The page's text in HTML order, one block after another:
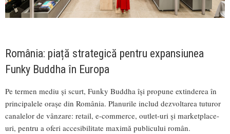
România: piață strategică pentru expansiunea
Funky Buddha în Europa
Pe termen mediu și scurt, Funky Buddha își propune extinderea în
principalele orașe din România. Planurile includ dezvoltarea tuturor
canalelor de vânzare: retail, e-commerce, outlet-uri și marketplace-
uri, pentru a oferi accesibilitate maximă publicului român.